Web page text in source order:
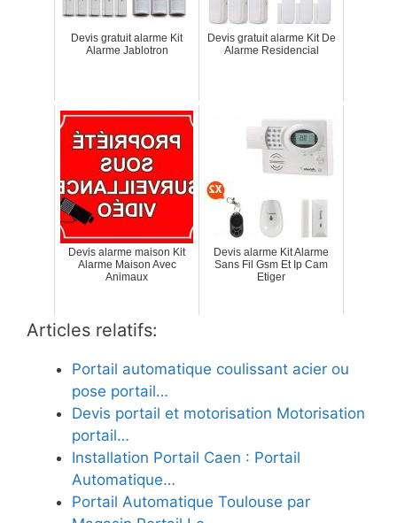
Devis gratuit alarme Kit
Alarme Jablotron
Devis gratuit alarme Kit De
Alarme Residencial
Devis alarme maison Kit
Alarme Maison Avec
Animaux
Devis alarme Kit Alarme
Sans Fil Gsm Et Ip Cam
Etiger
Articles relatifs:
Portail automatique coulissant acier ou
pose portail…
Devis portail et motorisation Motorisation
portail…
Installation Portail Caen : Portail
Automatique…
Portail Automatique Toulouse par